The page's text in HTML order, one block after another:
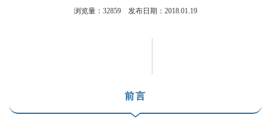
浏览量： 32859 发布日期：2018.01.19
前言